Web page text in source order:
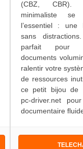
(CBZ, CBR).
minimaliste se
l’essentiel :
sans
parfait pour
documents
ralentir votre
de ressources
ce petit bijou de
pc-driver.net
documentaire